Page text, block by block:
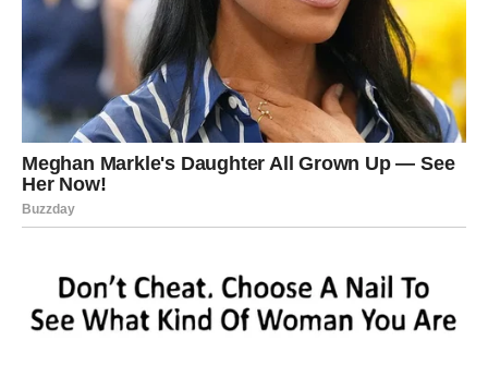
VAGA
Subota:
Subota donosi društveni život, pozive i mogućnost da se
romantika: izlazak, šetnja, zajednički trenutak bez
telefona i nervoze.